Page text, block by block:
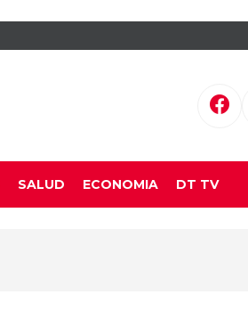
SALUD ECONOMIA DT TV